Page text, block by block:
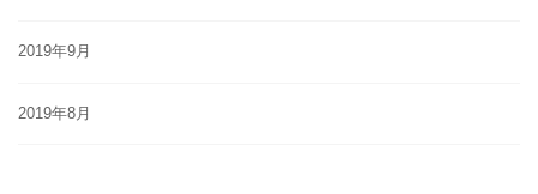
2019年9月
2019年8月